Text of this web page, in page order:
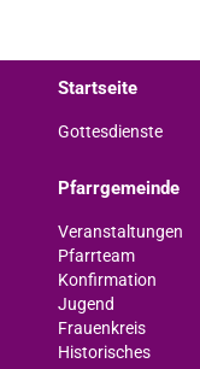
Startseite
Gottesdienste
Pfarrgemeinde
Veranstaltungen
Pfarrteam
Konfirmation
Jugend
Frauenkreis
Historisches